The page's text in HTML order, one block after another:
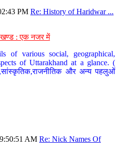
PM Re: History of Haridwar ...
: एक नजर में
of various social, geographical,
of Uttarakhand at a glance. (
और अन्य पहलुओं
AM Re: Nick Names Of